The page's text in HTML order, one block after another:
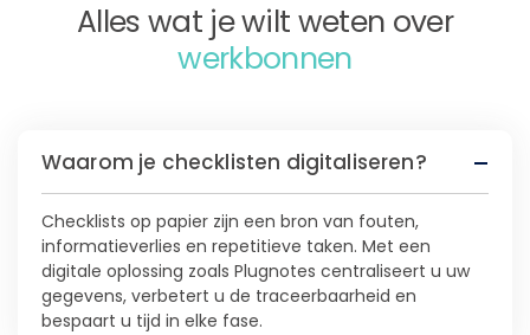
Alles wat je wilt weten over
werkbonnen
Waarom je checklisten digitaliseren?
Checklists op papier zijn een bron van fouten,
informatieverlies en repetitieve taken. Met een
digitale oplossing zoals Plugnotes centraliseert u uw
gegevens, verbetert u de traceerbaarheid en
bespaart u tijd in elke fase.